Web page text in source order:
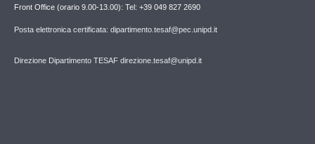
Front Office (orario 9.00-13.00): Tel: +39 049 827 2690
Posta elettronica certificata: dipartimento.tesaf@pec.unipd.it
Direzione Dipartimento TESAF direzione.tesaf@unipd.it